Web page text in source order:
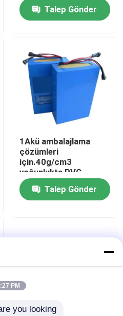
Talep Gönder
1Akü ambalajlama
çözümleri
için.40g/cm3
yoğunlukta PVC
daralma filmleri
Talep Gönder
PM
you looking